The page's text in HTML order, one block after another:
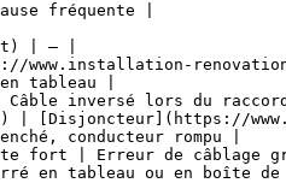
fréquente |
| — |
www.installation-
tableau |
inversé lors du
| [Disjoncteur](https://
conducteur rompu |
fort | Erreur de câblage
en tableau ou en boîte